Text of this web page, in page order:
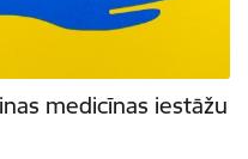
medicīnas iestāžu